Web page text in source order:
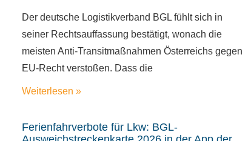
Der deutsche Logistikverband BGL fühlt sich in
seiner Rechtsauffassung bestätigt, wonach die
meisten Anti-Transitmaßnahmen Österreichs gegen
EU-Recht verstoßen. Dass die
Weiterlesen »
Ferienfahrverbote für Lkw: BGL-